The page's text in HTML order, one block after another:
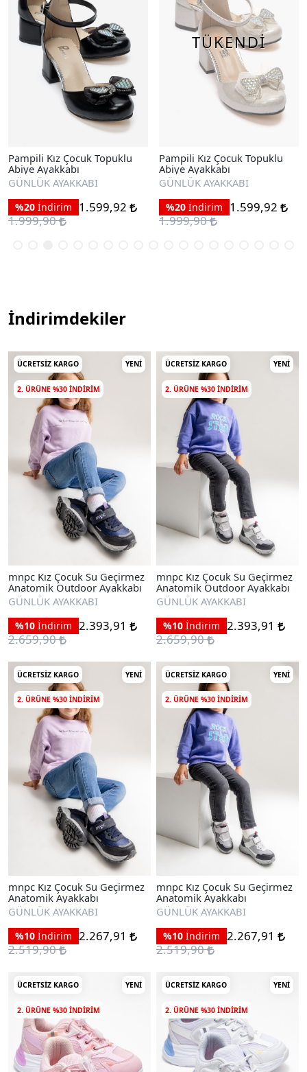
Pampili Kız Çocuk Topuklu
Abiye Ayakkabı
GÜNLÜK AYAKKABI
%20 İndirim
1.599,92
1.999,90
TÜKENDİ
Pampili Kız Çocuk Topuklu
Abiye Ayakkabı
GÜNLÜK AYAKKABI
%20 İndirim
1.599,92
1.999,90
İndirimdekiler
ÜCRETSIZ KARGO YENI
2. ÜRÜNE %30 INDIRIM
mnpc Kız Çocuk Su Geçirmez
Anatomik Outdoor Ayakkabı
GÜNLÜK AYAKKABI
%10 İndirim 2.393,91
2.659,90
ÜCRETSIZ KARGO YENI
2. ÜRÜNE %30 INDIRIM
mnpc Kız Çocuk Su Geçirmez
Anatomik Outdoor Ayakkabı
GÜNLÜK AYAKKABI
%10 İndirim 2.393,91
2.659,90
ÜCRETSIZ KARGO YENI
2. ÜRÜNE %30 INDIRIM
mnpc Kız Çocuk Su Geçirmez
Anatomik Ayakkabı
GÜNLÜK AYAKKABI
%10 İndirim 2.267,91
2.519,90
ÜCRETSIZ KARGO YENI
2. ÜRÜNE %30 INDIRIM
mnpc Kız Çocuk Su Geçirmez
Anatomik Ayakkabı
GÜNLÜK AYAKKABI
%10 İndirim 2.267,91
2.519,90
ÜCRETSIZ KARGO YENI
2. ÜRÜNE %30 INDIRIM
ÜCRETSIZ KARGO YENI
2. ÜRÜNE %30 INDIRIM